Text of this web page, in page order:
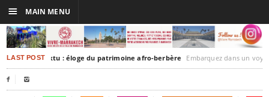
LAST POST
Timbuktu : éloge du patrimoine afro-berbère Embarquez dans un voyage culturel dans le
 
☰ MAIN MENU